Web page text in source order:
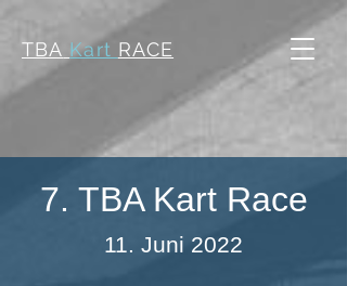
TBA Kart RACE
7. TBA Kart Race
11. Juni 2022